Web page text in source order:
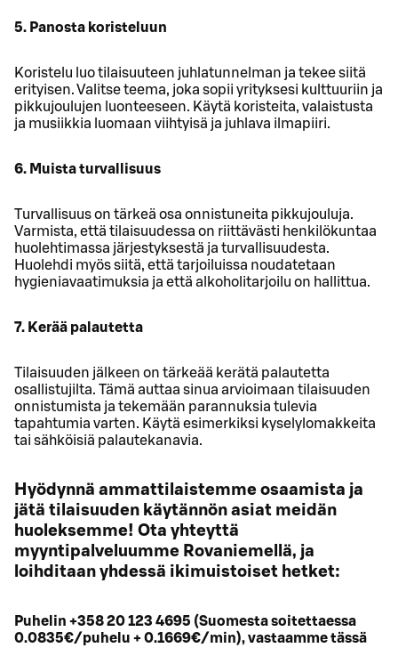
5. Panosta koristeluun
Koristelu luo tilaisuuteen juhlatunnelman ja tekee siitä
erityisen. Valitse teema, joka sopii yrityksesi kulttuuriin ja
pikkujoulujen luonteeseen. Käytä koristeita, valaistusta
ja musiikkia luomaan viihtyisä ja juhlava ilmapiiri.
6. Muista turvallisuus
Turvallisuus on tärkeä osa onnistuneita pikkujouluja.
Varmista, että tilaisuudessa on riittävästi henkilökuntaa
huolehtimassa järjestyksestä ja turvallisuudesta.
Huolehdi myös siitä, että tarjoiluissa noudatetaan
hygieniavaatimuksia ja että alkoholitarjoilu on hallittua.
7. Kerää palautetta
Tilaisuuden jälkeen on tärkeää kerätä palautetta
osallistujilta. Tämä auttaa sinua arvioimaan tilaisuuden
onnistumista ja tekemään parannuksia tulevia
tapahtumia varten. Käytä esimerkiksi kyselylomakkeita
tai sähköisiä palautekanavia.
Hyödynnä ammattilaistemme osaamista ja
jätä tilaisuuden käytännön asiat meidän
huoleksemme! Ota yhteyttä
myyntipalveluumme Rovaniemellä, ja
loihditaan yhdessä ikimuistoiset hetket:
Puhelin +358 20 123 4695 (Suomesta soitettaessa
0.0835€/puhelu + 0.1669€/min), vastaamme tässä